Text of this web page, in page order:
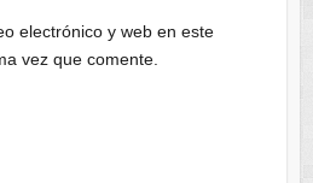
electrónico y web en este
vez que comente.